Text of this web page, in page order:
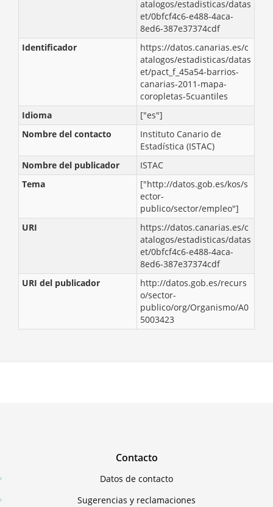
atalogos/estadisticas/datas
et/0bfcf4c6-e488-4aca-
8ed6-387e37374cdf
Identificador
https://datos.canarias.es/c
atalogos/estadisticas/datas
et/pact_f_45a54-barrios-
canarias-2011-mapa-
coropletas-5cuantiles
Idioma
["es"]
Nombre del contacto
Instituto Canario de
Estadística (ISTAC)
Nombre del publicador
ISTAC
Tema
["http://datos.gob.es/kos/s
ector-
publico/sector/empleo"]
URI
https://datos.canarias.es/c
atalogos/estadisticas/datas
et/0bfcf4c6-e488-4aca-
8ed6-387e37374cdf
URI del publicador
http://datos.gob.es/recurs
o/sector-
publico/org/Organismo/A0
5003423
Contacto
Datos de contacto
Sugerencias y reclamaciones